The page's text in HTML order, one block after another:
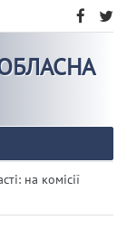
на комісії